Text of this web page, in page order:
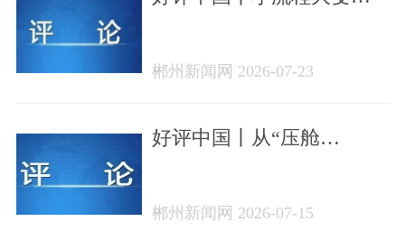
郴州新闻网 2026-07-23
好评中国丨从“压舱
郴州新闻网 2026-07-15